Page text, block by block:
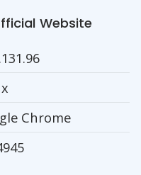
Website
Chrome